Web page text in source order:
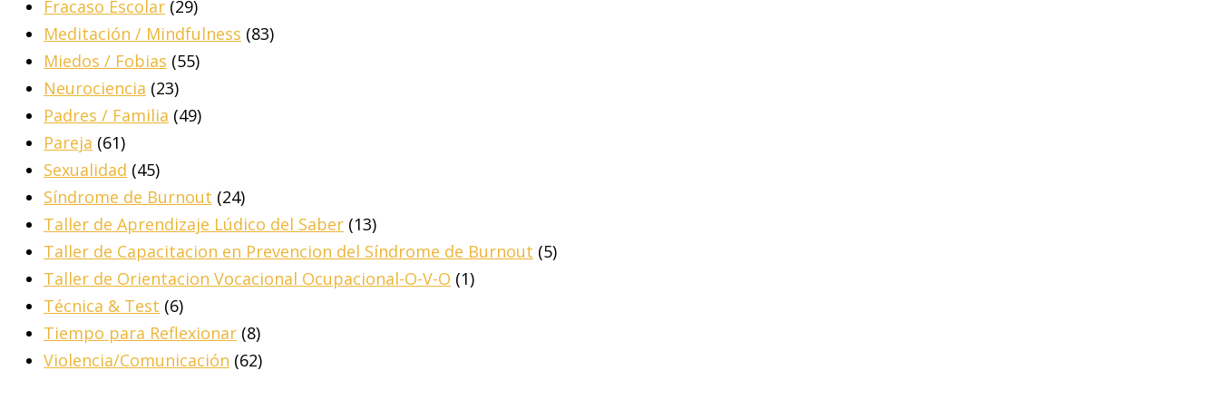
Fracaso Escolar (29)
Meditación / Mindfulness (83)
Miedos / Fobias (55)
Neurociencia (23)
Padres / Familia (49)
Pareja (61)
Sexualidad (45)
Síndrome de Burnout (24)
Taller de Aprendizaje Lúdico del Saber (13)
Taller de Capacitacion en Prevencion del Síndrome de Burnout (5)
Taller de Orientacion Vocacional Ocupacional-O-V-O (1)
Técnica & Test (6)
Tiempo para Reflexionar (8)
Violencia/Comunicación (62)